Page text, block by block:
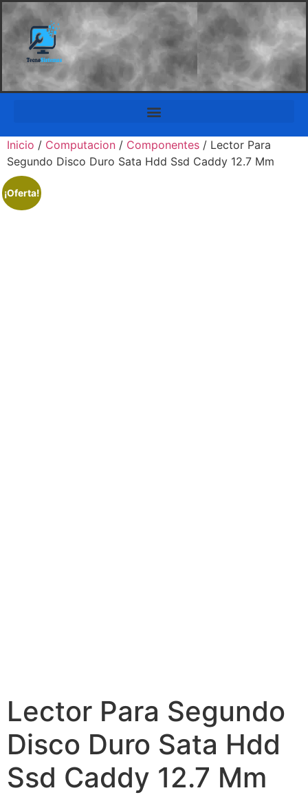
Inicio / Computacion / Componentes / Lector Para
Segundo Disco Duro Sata Hdd Ssd Caddy 12.7 Mm
¡Oferta!
Lector Para Segundo
Disco Duro Sata Hdd
Ssd Caddy 12.7 Mm